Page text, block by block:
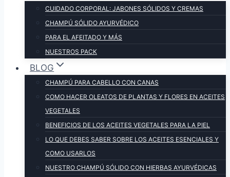
CUIDADO CORPORAL: JABONES SÓLIDOS Y CREMAS
CHAMPÚ SÓLIDO AYURVÉDICO
PARA EL AFEITADO Y MÁS
NUESTROS PACK
BLOG
CHAMPÚ PARA CABELLO CON CANAS
COMO HACER OLEATOS DE PLANTAS Y FLORES EN ACEITES
VEGETALES
BENEFICIOS DE LOS ACEITES VEGETALES PARA LA PIEL
LO QUE DEBES SABER SOBRE LOS ACEITES ESENCIALES Y
COMO USARLOS
NUESTRO CHAMPÚ SÓLIDO CON HIERBAS AYURVÉDICAS